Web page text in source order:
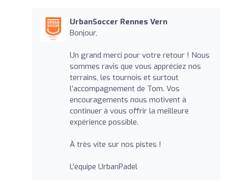
UrbanSoccer Rennes Vern
Bonjour,
Un grand merci pour votre retour ! Nous
sommes ravis que vous appréciez nos
terrains, les tournois et surtout
l’accompagnement de Tom. Vos
encouragements nous motivent à
continuer à vous offrir la meilleure
expérience possible.
À très vite sur nos pistes !
L’équipe UrbanPadel